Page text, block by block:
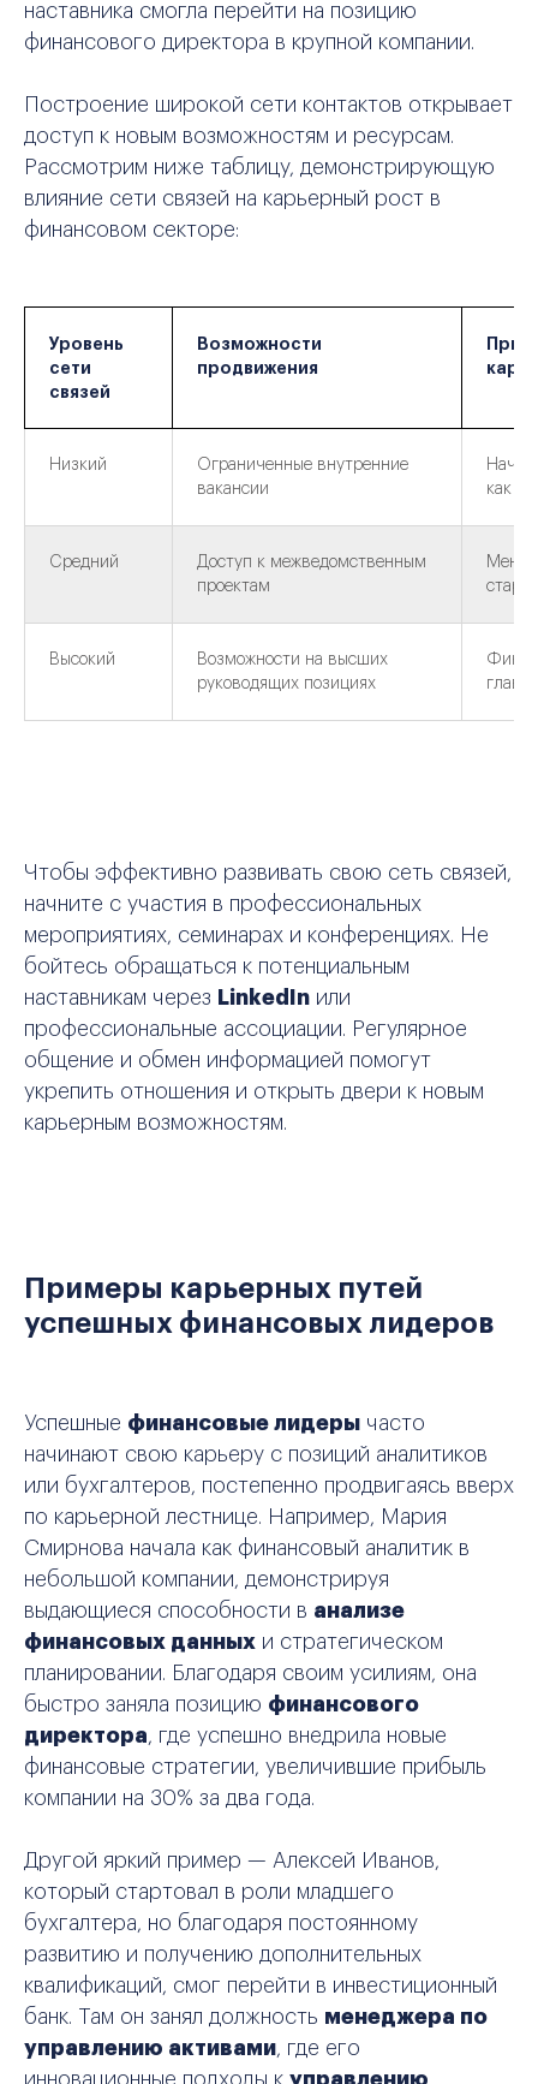
наставника смогла перейти на позицию
финансового директора в крупной компании.
Построение широкой сети контактов открывает
доступ к новым возможностям и ресурсам.
Рассмотрим ниже таблицу, демонстрирующую
влияние сети связей на карьерный рост в
финансовом секторе:
Уровень
сети
связей
Возможности
продвижения
Низкий
Ограниченные внутренние
вакансии
как
Средний
Доступ к межведомственным
проектам
Высокий
Возможности на высших
руководящих позициях
Чтобы эффективно развивать свою сеть связей,
начните с участия в профессиональных
мероприятиях, семинарах и конференциях. Не
бойтесь обращаться к потенциальным
наставникам через LinkedIn или
профессиональные ассоциации. Регулярное
общение и обмен информацией помогут
укрепить отношения и открыть двери к новым
карьерным возможностям.
Примеры карьерных путей
успешных финансовых лидеров
Успешные финансовые лидеры часто
начинают свою карьеру с позиций аналитиков
или бухгалтеров, постепенно продвигаясь вверх
по карьерной лестнице. Например, Мария
Смирнова начала как финансовый аналитик в
небольшой компании, демонстрируя
выдающиеся способности в анализе
финансовых данных и стратегическом
планировании. Благодаря своим усилиям, она
быстро заняла позицию финансового
директора, где успешно внедрила новые
финансовые стратегии, увеличившие прибыль
компании на 30% за два года.
Другой яркий пример — Алексей Иванов,
который стартовал в роли младшего
бухгалтера, но благодаря постоянному
развитию и получению дополнительных
квалификаций, смог перейти в инвестиционный
банк. Там он занял должность менеджера по
управлению активами, где его
инновационные подходы к управлению